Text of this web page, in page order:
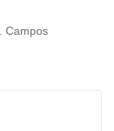
Campos